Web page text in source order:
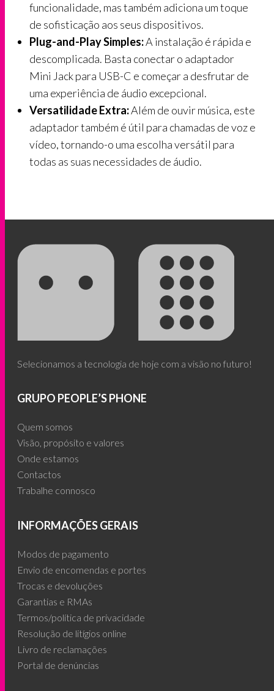
funcionalidade, mas também adiciona um toque
de sofisticação aos seus dispositivos.
Plug-and-Play Simples:A instalação é rápida e
descomplicada. Basta conectar o adaptador
Mini Jack para USB-C e começar a desfrutar de
uma experiência de áudio excepcional.
Versatilidade Extra:Além de ouvir música, este
adaptador também é útil para chamadas de voz e
vídeo, tornando-o uma escolha versátil para
todas as suas necessidades de áudio.
Selecionamos a tecnologia de hoje com a visão no futuro!
GRUPO PEOPLE’S PHONE
Quem somos
Visão, propósito e valores
Onde estamos
Contactos
Trabalhe connosco
INFORMAÇÕES GERAIS
Modos de pagamento
Envio de encomendas e portes
Trocas e devoluções
Garantias e RMAs
Termos/política de privacidade
Resolução de litígios online
Livro de reclamações
Portal de denúncias